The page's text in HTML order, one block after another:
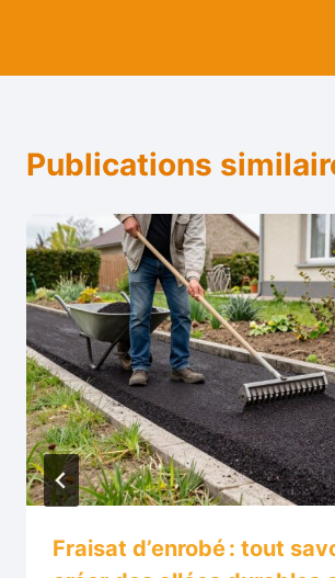
Publications
Fraisat d’enrobé : tout